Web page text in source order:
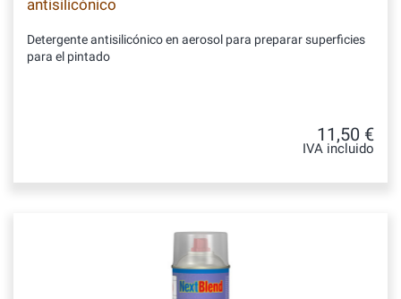
antisilicónico
Detergente antisilicónico en aerosol para preparar superficies
para el pintado
11,50 €
IVA incluido